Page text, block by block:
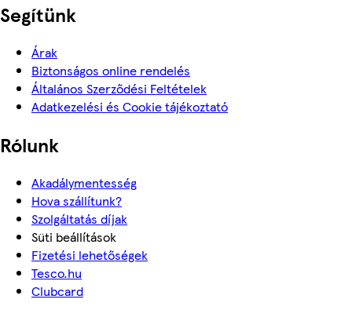
Segítünk
Árak
Biztonságos online rendelés
Általános Szerződési Feltételek
Adatkezelési és Cookie tájékoztató
Rólunk
Akadálymentesség
Hova szállítunk?
Szolgáltatás díjak
Süti beállítások
Fizetési lehetőségek
Tesco.hu
Clubcard